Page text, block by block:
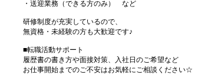
・送迎業務（できる方のみ） など
研修制度が充実しているので、
無資格・未経験の方も大歓迎です♪
■転職活動サポート
履歴書の書き方や面接対策、入社日のご希望など
お仕事開始までのご不安はお気軽にご相談ください☆